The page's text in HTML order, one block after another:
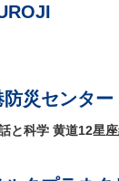
災センター
と科学 黄道12星座